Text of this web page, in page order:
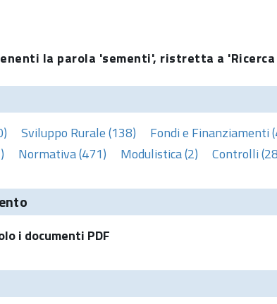
la parola 'sementi', ristretta a
Sviluppo Rurale (138) Fondi e Finanziamenti
Normativa (471) Modulistica (2) Controlli
i documenti PDF